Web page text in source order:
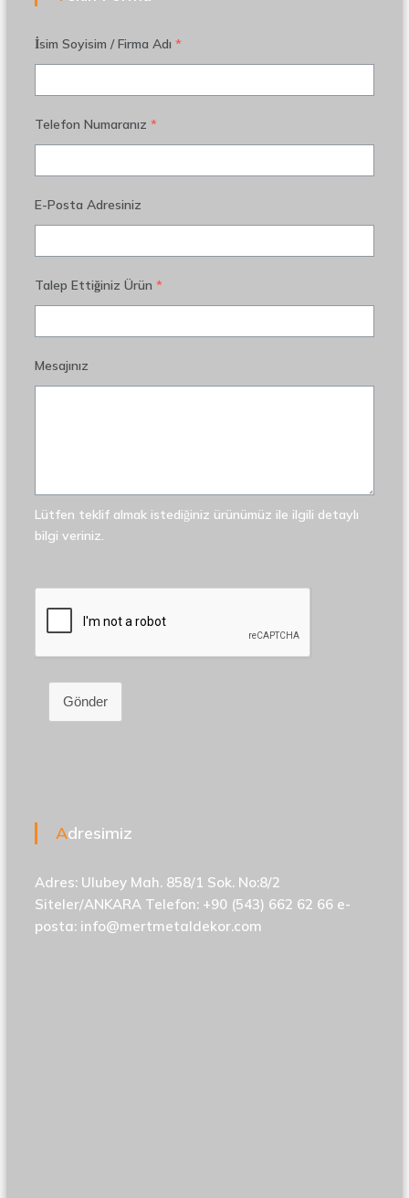
İsim Soyisim / Firma Adı *
Telefon Numaranız *
E-Posta Adresiniz
Talep Ettiğiniz Ürün *
Mesajınız
Lütfen teklif almak istediğiniz ürünümüz ile ilgili detaylı
bilgi veriniz.
Gönder
Adresimiz
Adres: Ulubey Mah. 858/1 Sok. No:8/2
Siteler/ANKARA Telefon: +90 (543) 662 62 66 e-
posta: info@mertmetaldekor.com